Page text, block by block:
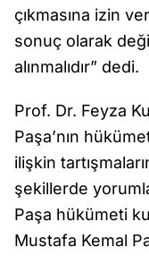
çıkmasına izin
sonuç olarak
alınmalıdır” dedi.
Prof. Dr. Feyza
Paşa’nın
ilişkin
şekillerde
Paşa hükümeti
Mustafa Kemal